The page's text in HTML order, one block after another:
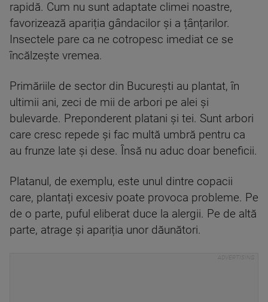
rapidă. Cum nu sunt adaptate climei noastre,
favorizează apariția gândacilor și a țânțarilor.
Insectele pare ca ne cotropesc imediat ce se
încălzește vremea.
Primăriile de sector din București au plantat, în
ultimii ani, zeci de mii de arbori pe alei și
bulevarde. Preponderent platani și tei. Sunt arbori
care cresc repede și fac multă umbră pentru ca
au frunze late și dese. Însă nu aduc doar beneficii.
Platanul, de exemplu, este unul dintre copacii
care, plantați excesiv poate provoca probleme. Pe
de o parte, puful eliberat duce la alergii. Pe de altă
parte, atrage și apariția unor dăunători.